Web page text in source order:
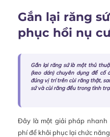
Gắn lại răng
phục hồi nụ
Gắn lại răng sứ là một thủ
(keo dán) chuyên dụng để cố
đúng vị trí trên cùi răng thật,
sứ và cùi răng đều trong tình
Đây là một giải pháp nhanh
phí để khôi phục lại chức